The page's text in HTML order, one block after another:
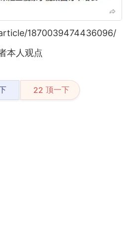
1870039474436096/
本人观点
22 顶一下